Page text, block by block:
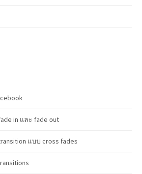
in และ fade out
แบบ cross fades